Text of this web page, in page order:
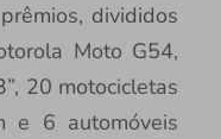
divididos
Moto G54,
20 motocicletas
e 6 automóveis